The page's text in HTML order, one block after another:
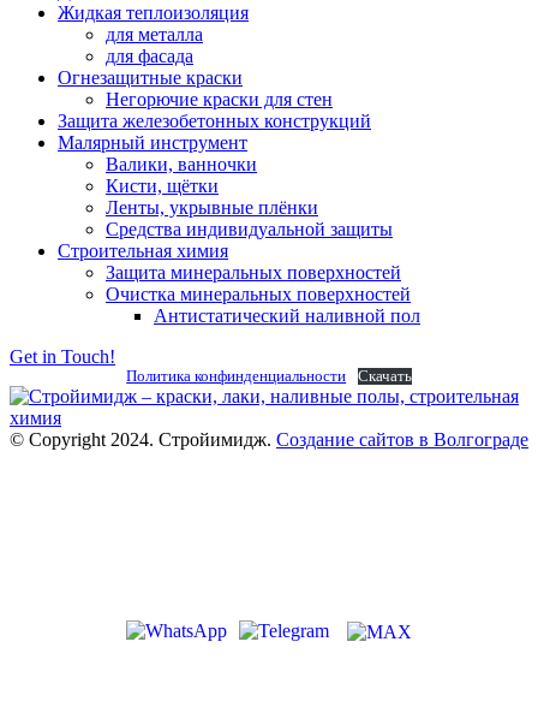
Жидкая теплоизоляция
для металла
для фасада
Огнезащитные краски
Негорючие краски для стен
Защита железобетонных конструкций
Малярный инструмент
Валики, ванночки
Кисти, щётки
Ленты, укрывные плёнки
Средства индивидуальной защиты
Строительная химия
Защита минеральных поверхностей
Очистка минеральных поверхностей
Антистатический наливной пол
Get in Touch!
Политика конфинденциальности Скачать
© Copyright 2024. Стройимидж. Создание сайтов в Волгограде